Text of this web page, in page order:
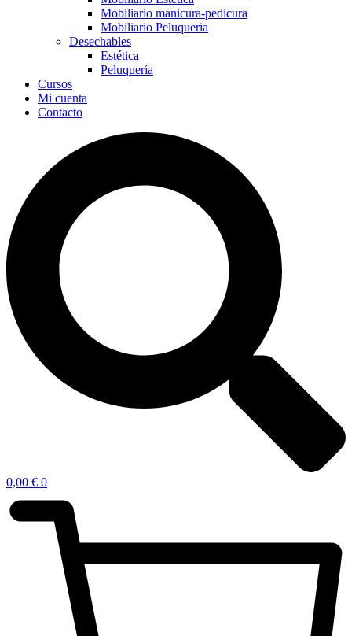
Mobiliario manicura-pedicura
Mobiliario Peluqueria
Desechables
Estética
Peluquería
Cursos
Mi cuenta
Contacto
0,00 € 0